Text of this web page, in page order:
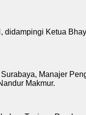
Ketua
Manajer
Makmur.